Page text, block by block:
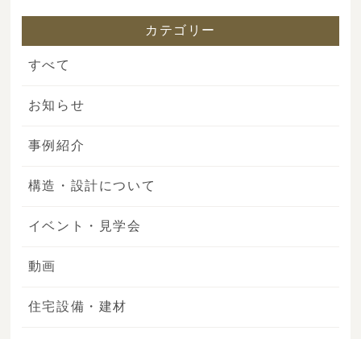
カテゴリー
すべて
お知らせ
事例紹介
構造・設計について
イベント・見学会
動画
住宅設備・建材